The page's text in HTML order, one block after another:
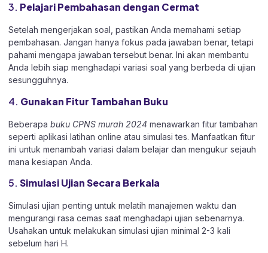
3. Pelajari Pembahasan dengan Cermat
Setelah mengerjakan soal, pastikan Anda memahami setiap
pembahasan. Jangan hanya fokus pada jawaban benar, tetapi
pahami mengapa jawaban tersebut benar. Ini akan membantu
Anda lebih siap menghadapi variasi soal yang berbeda di ujian
sesungguhnya.
4. Gunakan Fitur Tambahan Buku
Beberapa buku CPNS murah 2024 menawarkan fitur tambahan
seperti aplikasi latihan online atau simulasi tes. Manfaatkan fitur
ini untuk menambah variasi dalam belajar dan mengukur sejauh
mana kesiapan Anda.
5. Simulasi Ujian Secara Berkala
Simulasi ujian penting untuk melatih manajemen waktu dan
mengurangi rasa cemas saat menghadapi ujian sebenarnya.
Usahakan untuk melakukan simulasi ujian minimal 2-3 kali
sebelum hari H.